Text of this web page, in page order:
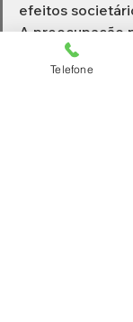
efeitos
A preocupação
que um credor
interferir na
Telefone